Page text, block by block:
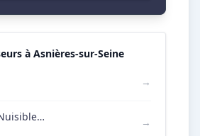
à Asnières-sur-Seine
→
L'Agence Anti Nuisibles de France →